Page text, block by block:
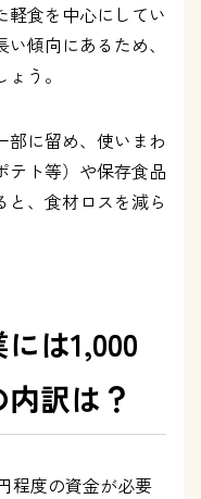
軽食を中心にしてい
傾向にあるため、
う。
部に留め、使いまわ
テト等）や保存食品
と、食材ロスを減ら
は1,000
訳は？
程度の資金が必要